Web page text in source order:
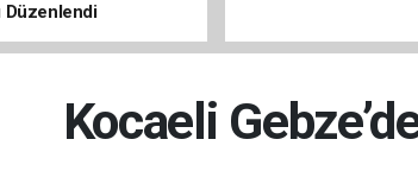
Düzenlendi
Kocaeli